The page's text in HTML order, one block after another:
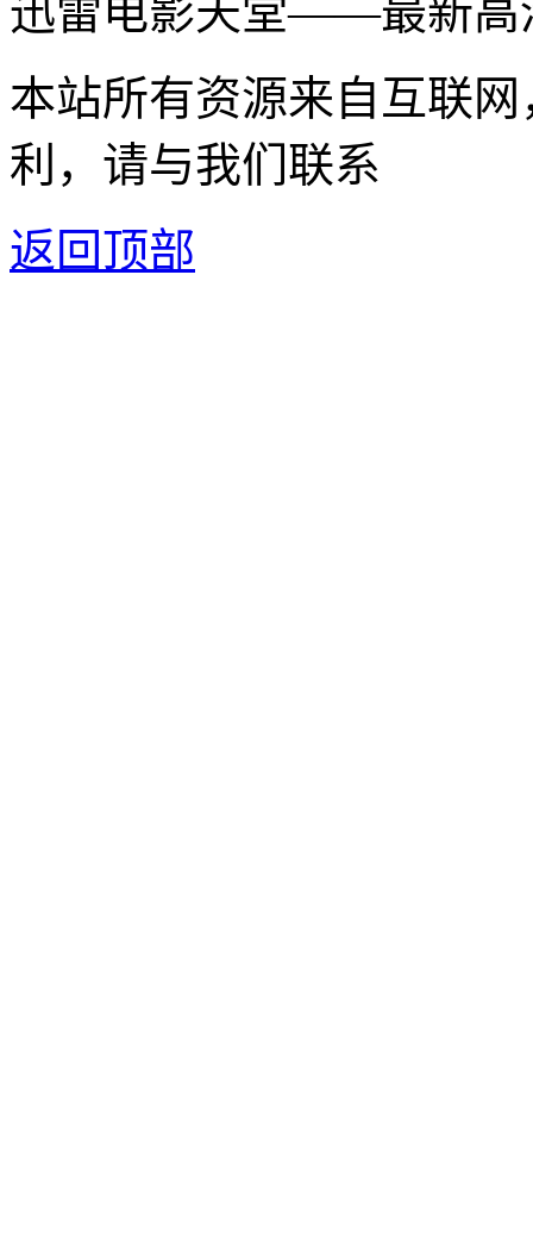
迅雷电影天堂——最新高
本站所有资源来自互联
利，请与我们联系
返回顶部